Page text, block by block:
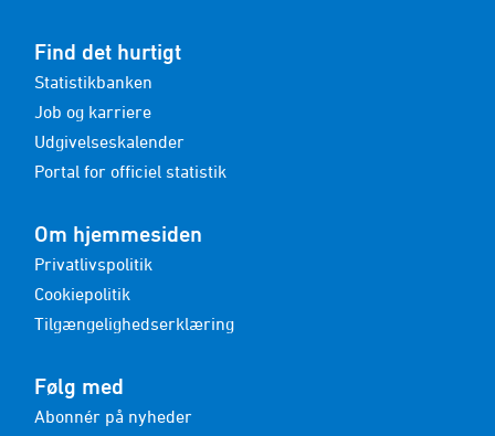
Find det hurtigt
Statistikbanken
Job og karriere
Udgivelseskalender
Portal for officiel statistik
Om hjemmesiden
Privatlivspolitik
Cookiepolitik
Tilgængelighedserklæring
Følg med
Abonnér på nyheder